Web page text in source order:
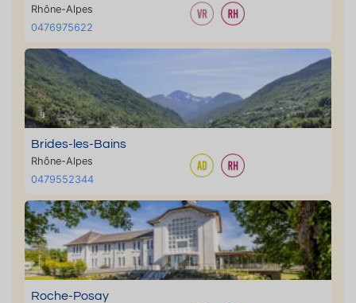
Rhône-Alpes
0476975622
Brides-les-Bains
Rhône-Alpes
0479552344
Roche-Posay